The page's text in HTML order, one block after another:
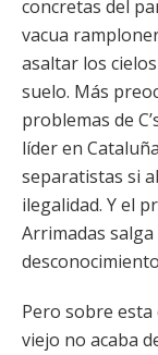
concretas del
vacua
asaltar los
suelo. Más
problemas de
líder en
separatistas si
ilegalidad. Y el
Arrimadas
Pero sobre esta
viejo no acaba